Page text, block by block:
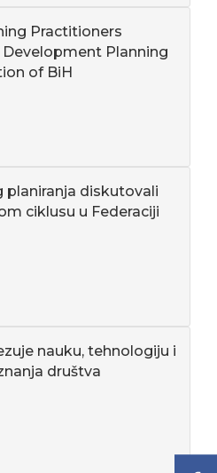
Practitioners
Planning
of BiH
planiranja diskutovali
ciklusu u Federaciji
nauku, tehnologiju i
društva